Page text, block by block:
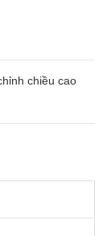
chiều cao